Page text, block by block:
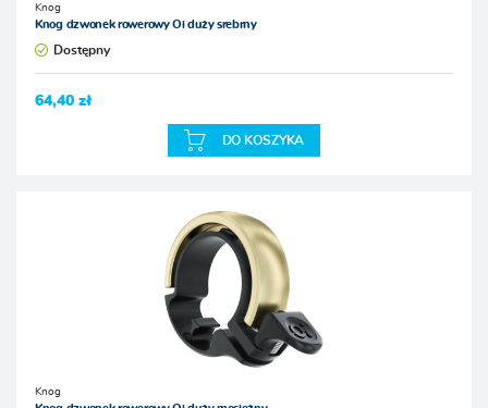
Knog
Knog dzwonek rowerowy Oi duży srebrny
Dostępny
64,40 zł
DO KOSZYKA
Knog